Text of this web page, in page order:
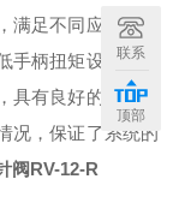
足不同应用场景
手柄扭矩设计，操
有良好的密封性
况，保证了系统的
阀RV-12-R
联系
顶部